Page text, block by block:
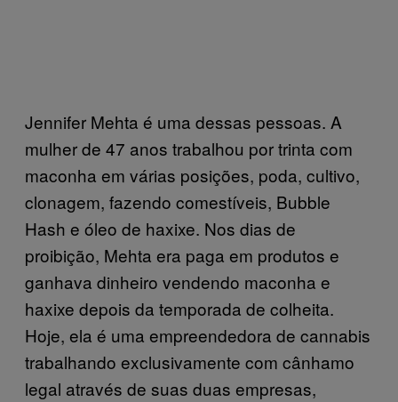
Jennifer Mehta é uma dessas pessoas. A
mulher de 47 anos trabalhou por trinta com
maconha em várias posições, poda, cultivo,
clonagem, fazendo comestíveis, Bubble
Hash e óleo de haxixe. Nos dias de
proibição, Mehta era paga em produtos e
ganhava dinheiro vendendo maconha e
haxixe depois da temporada de colheita.
Hoje, ela é uma empreendedora de cannabis
trabalhando exclusivamente com cânhamo
legal através de suas duas empresas,